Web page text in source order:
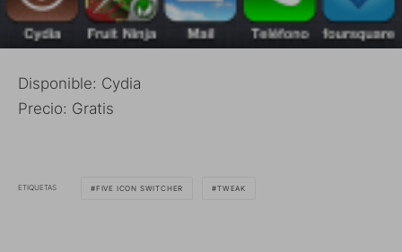
Disponible: Cydia
Precio: Gratis
ETIQUETAS FIVE ICON SWITCHER TWEAK